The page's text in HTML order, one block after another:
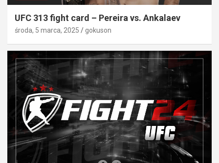
UFC 313 fight card – Pereira vs. Ankalaev
środa, 5 marca, 2025 gokuson